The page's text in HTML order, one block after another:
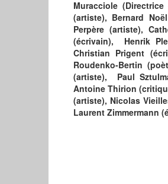
Muracciole
(artiste), Bernard
Perpère (artiste),
(écrivain), Henrik
Christian Prigent
Roudenko-Bertin
(artiste), Paul
Antoine Thirion
(artiste), Nicolas
Laurent Zimmermann